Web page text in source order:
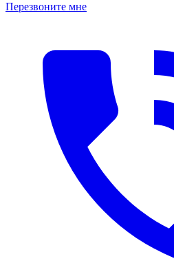
Перезвоните мне